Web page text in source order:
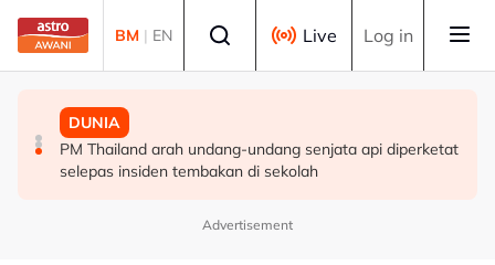
Skip to main content
BM | EN Live Log in
MALAYSIA
Berita tempatan pilihan sepanjang hari ini
MALAYSIA
Pengacara, ahli perniagaan ditahan bantu siasatan
audio siar sentuh isu sensitiviti agama
DUNIA
PM Thailand arah undang-undang senjata api diperketat
selepas insiden tembakan di sekolah
Advertisement